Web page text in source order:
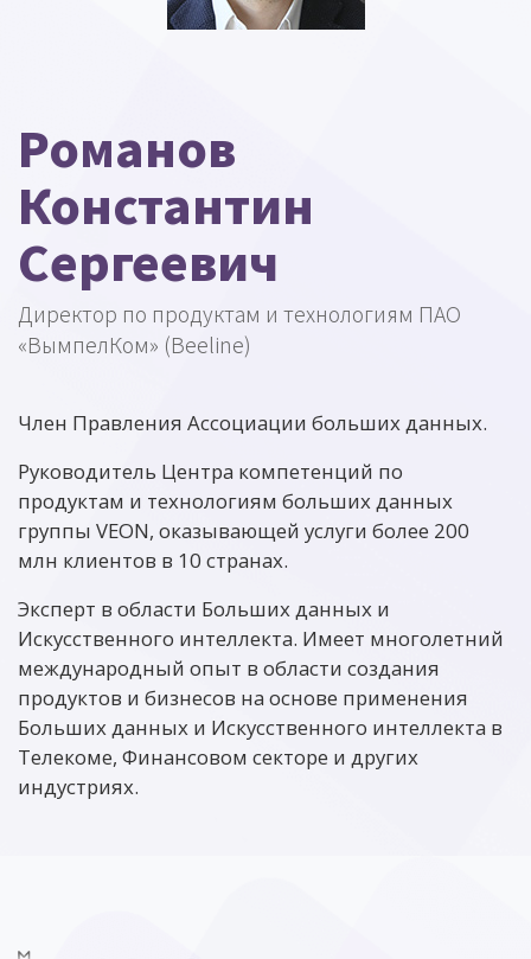
Романов
Константин
Сергеевич
Директор по продуктам и технологиям ПАО
«ВымпелКом» (Beeline)
Член Правления Ассоциации больших данных.
Руководитель Центра компетенций по
продуктам и технологиям больших данных
группы VEON, оказывающей услуги более 200
млн клиентов в 10 странах.
Эксперт в области Больших данных и
Искусственного интеллекта. Имеет многолетний
международный опыт в области создания
продуктов и бизнесов на основе применения
Больших данных и Искусственного интеллекта в
Телекоме, Финансовом секторе и других
индустриях.